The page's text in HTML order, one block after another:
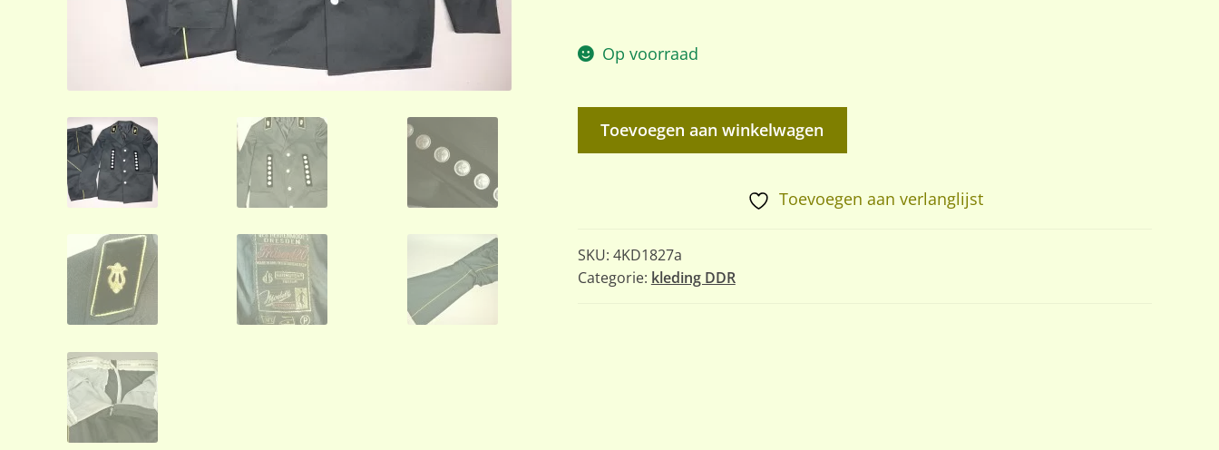
Op voorraad
aantal
Toevoegen aan winkelwagen
Toevoegen aan verlanglijst
SKU: 4KD1827a
Categorie: kleding DDR